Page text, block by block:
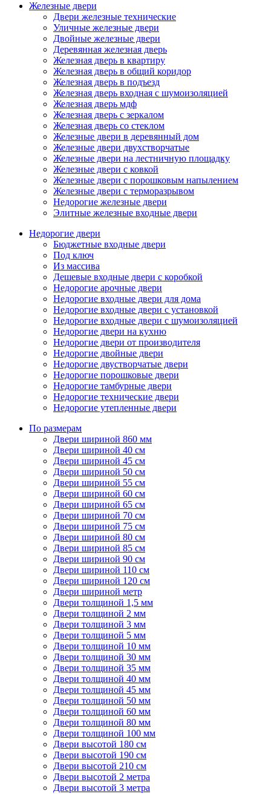
Железные двери
Двери железные технические
Уличные железные двери
Двойные железные двери
Деревянная железная дверь
Железная дверь в квартиру
Железная дверь в общий коридор
Железная дверь в подъезд
Железная дверь входная с шумоизоляцией
Железная дверь мдф
Железная дверь с зеркалом
Железная дверь со стеклом
Железные двери в деревянный дом
Железные двери двухстворчатые
Железные двери на лестничную площадку
Железные двери с ковкой
Железные двери с порошковым напылением
Железные двери с терморазрывом
Недорогие железные двери
Элитные железные входные двери
Недорогие двери
Бюджетные входные двери
Под ключ
Из массива
Дешевые входные двери с коробкой
Недорогие арочные двери
Недорогие входные двери для дома
Недорогие входные двери с установкой
Недорогие входные двери с шумоизоляцией
Недорогие двери на кухню
Недорогие двери от производителя
Недорогие двойные двери
Недорогие двустворчатые двери
Недорогие порошковые двери
Недорогие тамбурные двери
Недорогие технические двери
Недорогие утепленные двери
По размерам
Двери шириной 860 мм
Двери шириной 40 см
Двери шириной 45 см
Двери шириной 50 см
Двери шириной 55 см
Двери шириной 60 см
Двери шириной 65 см
Двери шириной 70 см
Двери шириной 75 см
Двери шириной 80 см
Двери шириной 85 см
Двери шириной 90 см
Двери шириной 110 см
Двери шириной 120 см
Двери шириной метр
Двери толщиной 1,5 мм
Двери толщиной 2 мм
Двери толщиной 3 мм
Двери толщиной 5 мм
Двери толщиной 10 мм
Двери толщиной 30 мм
Двери толщиной 35 мм
Двери толщиной 40 мм
Двери толщиной 45 мм
Двери толщиной 50 мм
Двери толщиной 60 мм
Двери толщиной 80 мм
Двери толщиной 100 мм
Двери высотой 180 см
Двери высотой 190 см
Двери высотой 210 см
Двери высотой 2 метра
Двери высотой 3 метра